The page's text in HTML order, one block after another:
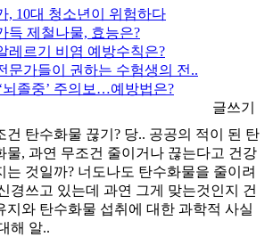
[04-22]
, 10대 청소년이 위험하다
득 제철나물, 효능은?
레르기 비염 예방수칙은?
문가들이 권하는 수험생의 전..
뇌졸중’ 주의보…예방법은?
글쓰기
건 탄수화물 끊기? 당.. 공공의 적이 된 탄
물, 과연 무조건 줄이거나 끊는다고 건강
는 것일까? 너도나도 탄수화물을 줄이려
경쓰고 있는데 과연 그게 맞는것인지 건
지와 탄수화물 섭취에 대한 과학적 사실
해 알..